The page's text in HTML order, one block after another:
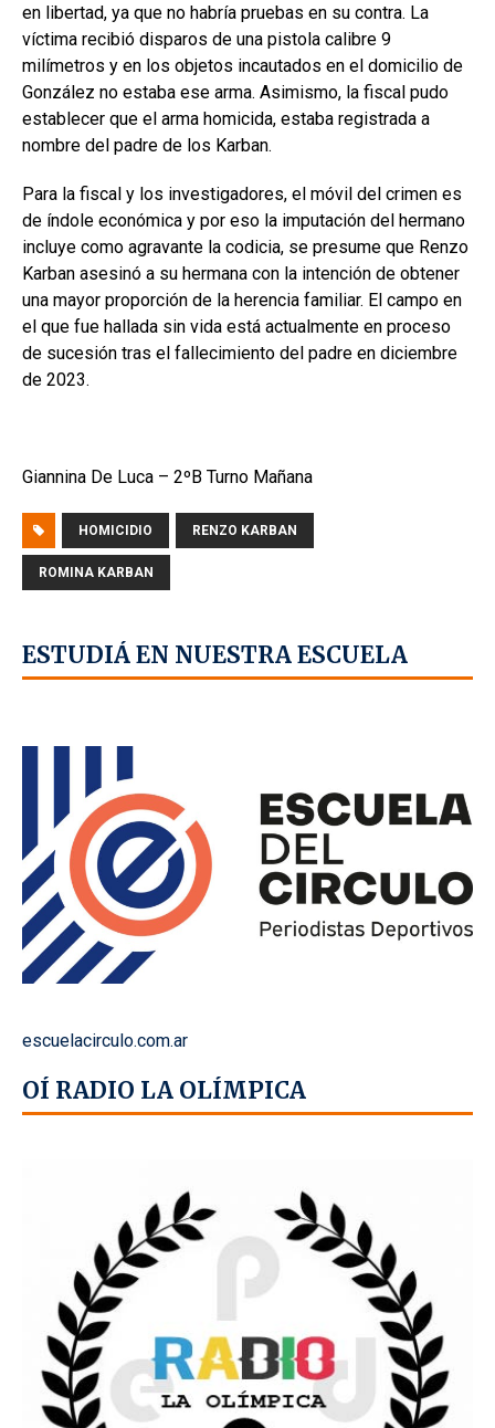
en libertad, ya que no habría pruebas en su contra. La
víctima recibió disparos de una pistola calibre 9
milímetros y en los objetos incautados en el domicilio de
González no estaba ese arma. Asimismo, la fiscal pudo
establecer que el arma homicida, estaba registrada a
nombre del padre de los Karban.
Para la fiscal y los investigadores, el móvil del crimen es
de índole económica y por eso la imputación del hermano
incluye como agravante la codicia, se presume que Renzo
Karban asesinó a su hermana con la intención de obtener
una mayor proporción de la herencia familiar. El campo en
el que fue hallada sin vida está actualmente en proceso
de sucesión tras el fallecimiento del padre en diciembre
de 2023.
Giannina De Luca – 2ºB Turno Mañana
HOMICIDIO RENZO KARBAN
ROMINA KARBAN
ESTUDIÁ EN NUESTRA ESCUELA
escuelacirculo.com.ar
OÍ RADIO LA OLÍMPICA